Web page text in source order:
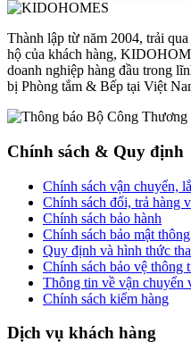
Thành lập từ năm 2004, trải
hộ của khách hàng,
doanh nghiệp hàng đầu trong
bị Phòng tắm & Bếp tại Việt
Chính sách & Quy định
Chính sách vận chuyển,
Chính sách đổi, trả hàng
Chính sách bảo hành
Chính sách bảo mật
Quy định và hình thức
Chính sách bảo vệ thông
Thông tin về vận chuyển
Chính sách kiểm hàng
Dịch vụ khách hàng